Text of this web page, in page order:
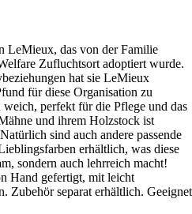
LeMieux, das von der Familie
Zufluchtsort adoptiert wurde.
hat sie LeMieux
für diese Organisation zu
perfekt für die Pflege und das
und ihrem Holzstock ist
sind auch andere passende
erhältlich, was diese
sondern auch lehrreich macht!
Hand gefertigt, mit leicht
Zubehör separat erhältlich. Geeignet